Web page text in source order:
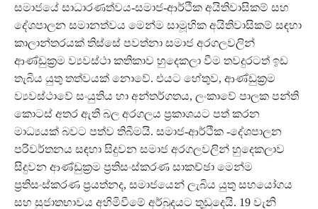
සමාජයේ සාධාරණත්වය-සමාජ-ආර්ථික අයිතිවාසිකම් සහ
දේශපාලන සමානත්වය මෙන්ම සාමූහික අයිතිවාසිකම් සඳහා
කාලාන්තරයක් තිස්සේ පවත්නා සමාජ අරගලවලින්
ආණ්ඩුක්‍රම ව්‍යවස්ථා කතිකාව හුදෙකලා වීම තවදුරටත් ඉඩ
තැබිය යුතු තත්වයක් නොවේ. එයට හේතුව, ආණ්ඩුක්‍රම
ව්‍යවස්ථාවේ සංයුතිය හා අන්තර්ගතය, ලංකාවේ පාලක පන්ති
කොටස් අතර ඇති බල අරගලය ප්‍රකාශයට පත් කරන
මාධ්‍යයක් බවට පත්ව තිබීමයි. සමාජ-ආර්ථික -දේශපාලන
පරිවර්තනය සඳහා සිදුවන සමාජ අරගලවලින් හුදෙකලාව
සිදුවන ආණ්ඩුක්‍රම ප්‍රතිසංස්කරණ සාකච්ඡා මෙන්ම
ප්‍රතිසංස්කරණ ප්‍රයත්නද, සමාජයෙන් ලැබිය යුතු සහයෝගය
සහ සුජාතභාවය අහිමිවීමේ අර්බුදයට තුඩුදෙයි. 19 වැනි